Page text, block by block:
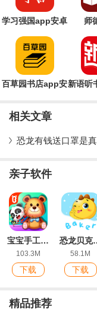
学习强国app安卓
师
百草园书店app安新语听
相关文章
恐龙有钱送口罩是
亲子软件
宝宝手工礼物坊游戏app官方版
103.3M
下载
恐龙贝
58.1M
下载
精品推荐